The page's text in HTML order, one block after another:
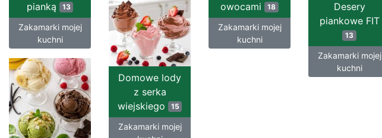
pianką
13
Zakamarki mojej
kuchni
owocami 18
Zakamarki mojej
kuchni
Desery
piankowe FIT
13
Zakamarki mojej
kuchni
Domowe lody
z serka
wiejskiego
15
Zakamarki mojej